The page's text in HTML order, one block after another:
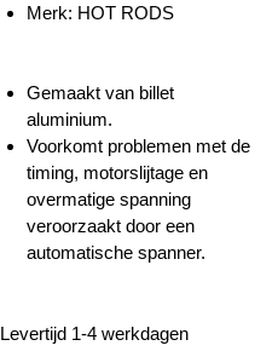
Merk: HOT RODS
Gemaakt van billet
aluminium.
Voorkomt problemen met de
timing, motorslijtage en
overmatige spanning
veroorzaakt door een
automatische spanner.
Levertijd 1-4 werkdagen